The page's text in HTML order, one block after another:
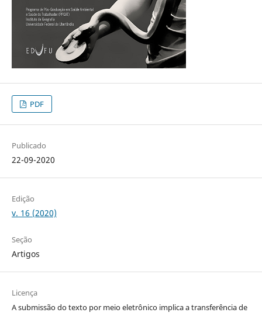
PDF
Publicado
22-09-2020
Edição
v. 16 (2020)
Seção
Artigos
Licença
A submissão do texto por meio eletrônico implica a transferência de